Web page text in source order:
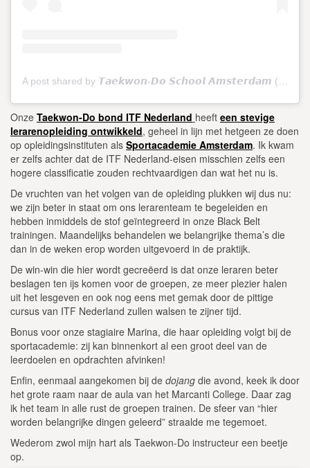
Onze Taekwon-Do bond ITF Nederland heeft een stevige
lerarenopleiding ontwikkeld, geheel in lijn met hetgeen ze doen
op opleidingsinstituten als Sportacademie Amsterdam. Ik kwam
er zelfs achter dat de ITF Nederland-eisen misschien zelfs een
hogere classificatie zouden rechtvaardigen dan wat het nu is.
De vruchten van het volgen van de opleiding plukken wij dus nu:
we zijn beter in staat om ons lerarenteam te begeleiden en
hebben inmiddels de stof geïntegreerd in onze Black Belt
trainingen. Maandelijks behandelen we belangrijke thema’s die
dan in de weken erop worden uitgevoerd in de praktijk.
De win-win die hier wordt gecreëerd is dat onze leraren beter
beslagen ten ijs komen voor de groepen, ze meer plezier halen
uit het lesgeven en ook nog eens met gemak door de pittige
cursus van ITF Nederland zullen walsen te zijner tijd.
Bonus voor onze stagiaire Marina, die haar opleiding volgt bij de
sportacademie: zij kan binnenkort al een groot deel van de
leerdoelen en opdrachten afvinken!
Enfin, eenmaal aangekomen bij de dojang die avond, keek ik door
het grote raam naar de aula van het Marcanti College. Daar zag
ik het team in alle rust de groepen trainen. De sfeer van “hier
worden belangrijke dingen geleerd” straalde me tegemoet.
Wederom zwol mijn hart als Taekwon-Do instructeur een beetje
op.